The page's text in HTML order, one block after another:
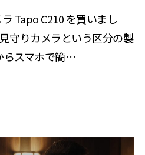
Tapo C210 を買いまし
守りカメラという区分の製
らスマホで簡…